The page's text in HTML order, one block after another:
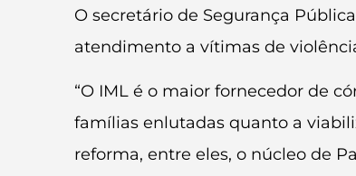
O secretário de Segurança
atendimento a vítimas de
“O IML é o maior fornecedor de
famílias enlutadas quanto a
reforma, entre eles, o núcleo de